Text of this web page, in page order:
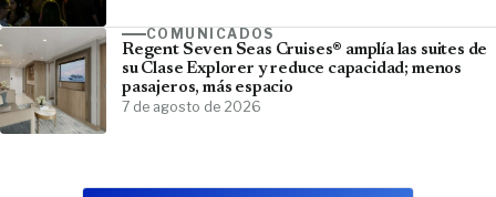
COMUNICADOS
Regent Seven Seas Cruises® amplía las suites de
su Clase Explorer y reduce capacidad; menos
pasajeros, más espacio
7 de agosto de 2026